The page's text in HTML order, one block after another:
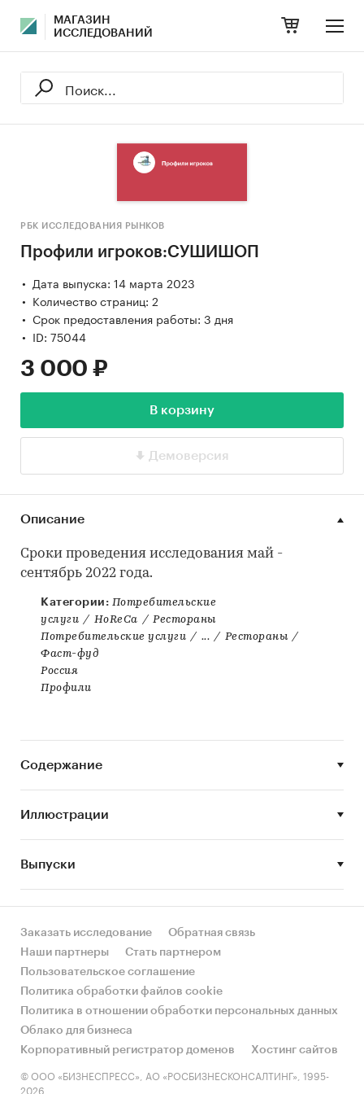
МАГАЗИН
ИССЛЕДОВАНИЙ
РБК ИССЛЕДОВАНИЯ РЫНКОВ
Профили игроков:СУШИШОП
Дата выпуска: 14 марта 2023
Количество страниц: 2
Срок предоставления работы: 3 дня
ID: 75044
3 000 ₽
В корзину
Демоверсия
Описание
Сроки проведения исследования май -
сентябрь 2022 года.
Категории: Потребительские
услуги / HoReCa / Рестораны
Потребительские услуги / ... / Рестораны /
Фаст-фуд
Россия
Профили
Содержание
Иллюстрации
Выпуски
Заказать исследование
Обратная связь
Наши партнеры
Стать партнером
Пользовательское соглашение
Политика обработки файлов cookie
Политика в отношении обработки персональных данных
Облако для бизнеса
Корпоративный регистратор доменов
Хостинг сайтов
© ООО «БИЗНЕСПРЕСС», АО «РОСБИЗНЕСКОНСАЛТИНГ», 1995-
2026.